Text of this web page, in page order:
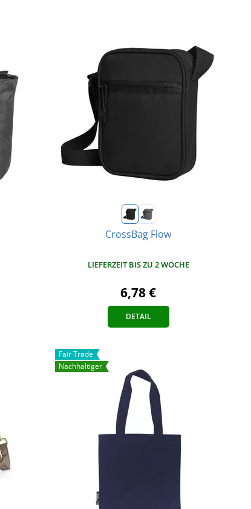
CrossBag Flow
LIEFERZEIT BIS ZU 2 WOCHE
6,78 €
DETAIL
Fair Trade
Nachhaltiger